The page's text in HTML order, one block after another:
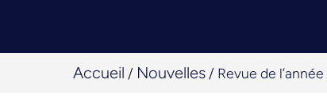
Accueil / Nouvelles / Revue de